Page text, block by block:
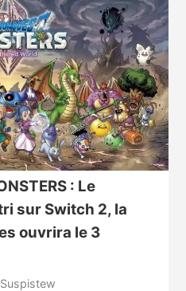
: Le
sur Switch 2, la
ouvrira le 3